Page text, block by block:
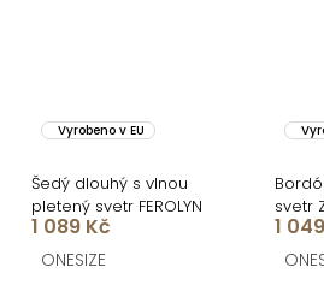
Vyrobeno v EU
Šedý dlouhý s vlnou
pletený svetr FEROLYN
1 089 Kč
ONESIZE
svetr
1